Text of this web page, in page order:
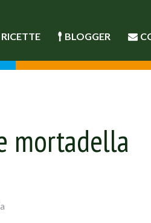
RICETTE BLOGGER
mortadella